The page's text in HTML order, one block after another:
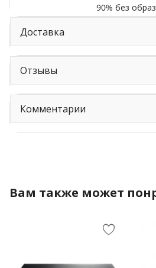
90% без
Доставка
Отзывы
Комментарии
Вам также может